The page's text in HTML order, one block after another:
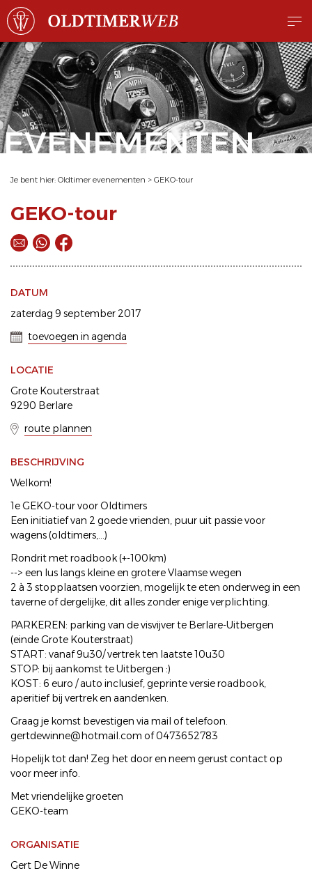
EVENEMENTEN
Je bent hier: Oldtimer evenementen > GEKO-tour
GEKO-tour
DATUM
zaterdag 9 september 2017
toevoegen in agenda
LOCATIE
Grote Kouterstraat
9290 Berlare
route plannen
BESCHRIJVING
Welkom!
1e GEKO-tour voor Oldtimers
Een initiatief van 2 goede vrienden, puur uit passie voor
wagens (oldtimers,...)
Rondrit met roadbook (+-100km)
--> een lus langs kleine en grotere Vlaamse wegen
2 à 3 stopplaatsen voorzien, mogelijk te eten onderweg in een
taverne of dergelijke, dit alles zonder enige verplichting.
PARKEREN: parking van de visvijver te Berlare-Uitbergen
(einde Grote Kouterstraat)
START: vanaf 9u30/ vertrek ten laatste 10u30
STOP: bij aankomst te Uitbergen :)
KOST: 6 euro / auto inclusief, geprinte versie roadbook,
aperitief bij vertrek en aandenken.
Graag je komst bevestigen via mail of telefoon.
gertdewinne@hotmail.com of 0473652783
Hopelijk tot dan! Zeg het door en neem gerust contact op
voor meer info.
Met vriendelijke groeten
GEKO-team
ORGANISATIE
Gert De Winne